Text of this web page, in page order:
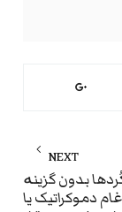
NEXT
بدون گزینە
دموکراتیک یا